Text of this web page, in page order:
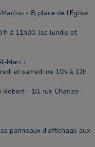
- 8, place de l'Église
h à 11h30, les lundis et
Marc :
et samedi de 10h à 12h
Robert - 10, rue Charles-
panneaux d’affichage aux